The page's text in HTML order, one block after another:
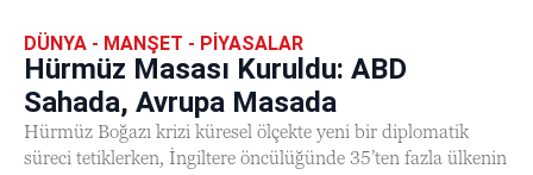
DÜNYA - MANŞET - PIYASALAR
Hürmüz Masası Kuruldu: ABD
Sahada, Avrupa Masada
Hürmüz Boğazı krizi küresel ölçekte yeni bir diplomatik
süreci tetiklerken, İngiltere öncülüğünde 35’ten fazla ülkenin